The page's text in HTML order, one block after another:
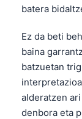
batera
Ez da beti
baina
batzuetan
alderatzen
denbora eta